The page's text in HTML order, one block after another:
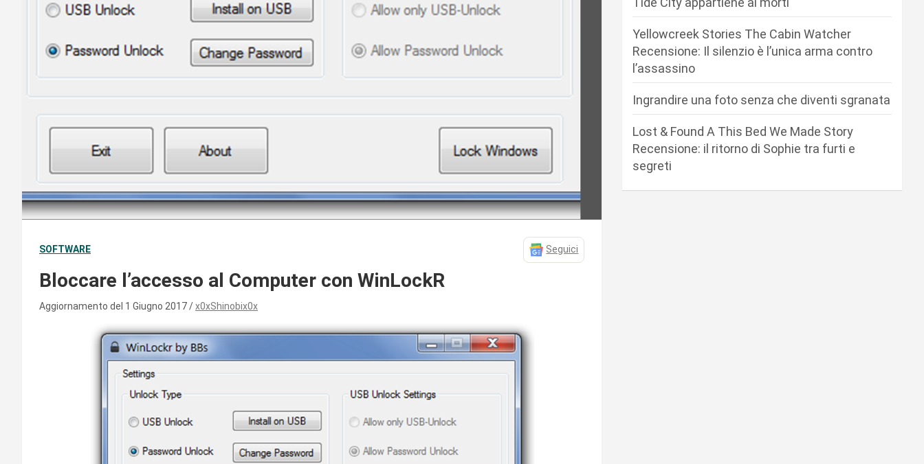
SOFTWARE Seguici
Bloccare l’accesso al Computer con WinLockR
Aggiornamento del 1 Giugno 2017 x0xShinobix0x
Yellowcreek Stories The Cabin Watcher
Recensione: Il silenzio è l’unica arma contro
l’assassino
Ingrandire una foto senza che diventi sgranata
Lost & Found A This Bed We Made Story
Recensione: il ritorno di Sophie tra furti e
segreti